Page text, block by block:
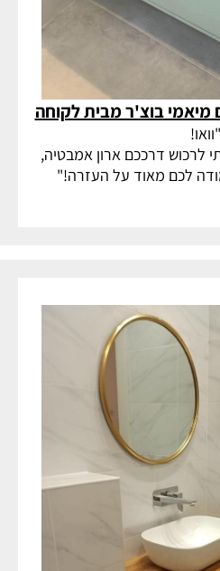
מיאמי בוצ'ר מבית לקוחה
לרכוש דרככם ארון אמבטיה,
לכם מאוד על העזרה!"